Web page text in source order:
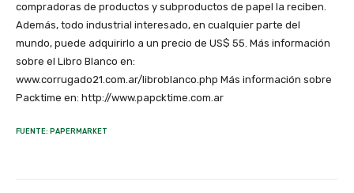
compradoras de productos y subproductos de papel la reciben.
Además, todo industrial interesado, en cualquier parte del
mundo, puede adquirirlo a un precio de US$ 55. Más información
sobre el Libro Blanco en:
www.corrugado21.com.ar/libroblanco.php Más información sobre
Packtime en: http://www.papcktime.com.ar
FUENTE: PAPERMARKET